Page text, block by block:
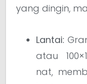
yang dingin,
Lantai:
atau
nat,